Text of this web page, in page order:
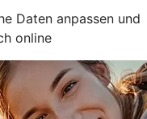
Daten anpassen und
online